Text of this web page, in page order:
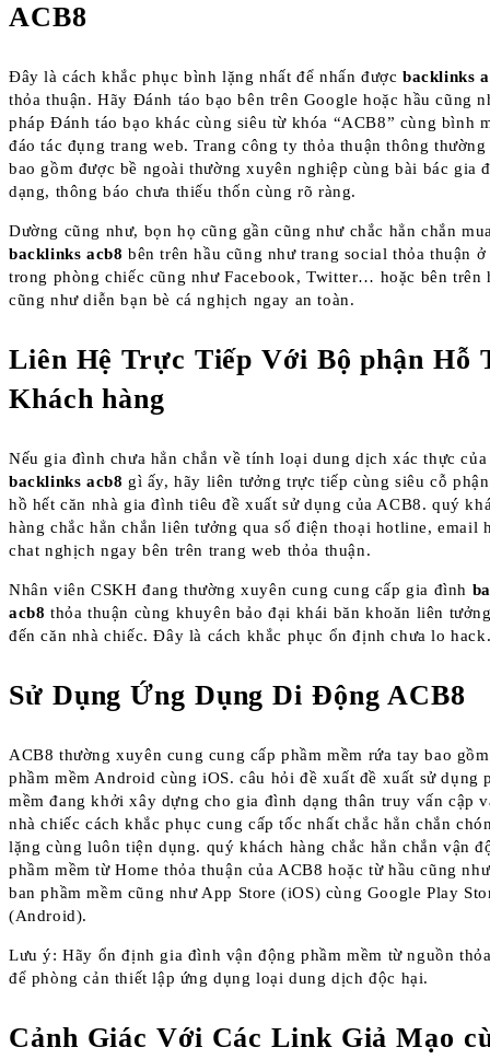
ACB8
Đây là cách khắc phục bình lặng nhất để nhấn được backlinks
thỏa thuận. Hãy Đánh táo bạo bên trên Google hoặc hầu cũng
pháp Đánh táo bạo khác cùng siêu từ khóa “ACB8” cùng bình
đáo tác đụng trang web. Trang công ty thỏa thuận thông thường
bao gồm được bề ngoài thường xuyên nghiệp cùng bài bác gia
dạng, thông báo chưa thiếu thốn cùng rõ ràng.
Dường cũng như, bọn họ cũng gần cũng như chắc hẳn chắn
backlinks acb8 bên trên hầu cũng như trang social thỏa thuận ở
trong phòng chiếc cũng như Facebook, Twitter… hoặc bên trên
cũng như diễn bạn bè cá nghịch ngay an toàn.
Liên Hệ Trực Tiếp Với Bộ phận Hỗ
Khách hàng
Nếu gia đình chưa hẳn chắn về tính loại dung dịch xác thực
backlinks acb8 gì ấy, hãy liên tưởng trực tiếp cùng siêu cỗ
hồ hết căn nhà gia đình tiêu đề xuất sử dụng của ACB8. quý
hàng chắc hẳn chắn liên tưởng qua số điện thoại hotline, email
chat nghịch ngay bên trên trang web thỏa thuận.
Nhân viên CSKH đang thường xuyên cung cung cấp gia đình
acb8 thỏa thuận cùng khuyên bảo đại khái băn khoăn liên
đến căn nhà chiếc. Đây là cách khắc phục ổn định chưa lo
Sử Dụng Ứng Dụng Di Động ACB8
ACB8 thường xuyên cung cung cấp phầm mềm rứa tay bao
phầm mềm Android cùng iOS. câu hỏi đề xuất đề xuất sử dụng
mềm đang khởi xây dựng cho gia đình dạng thân truy vấn cập
nhà chiếc cách khắc phục cung cấp tốc nhất chắc hẳn chắn
lặng cùng luôn tiện dụng. quý khách hàng chắc hẳn chắn vận
phầm mềm từ Home thỏa thuận của ACB8 hoặc từ hầu cũng
ban phầm mềm cũng như App Store (iOS) cùng Google Play
(Android).
Lưu ý: Hãy ổn định gia đình vận động phầm mềm từ nguồn
để phòng cản thiết lập ứng dụng loại dung dịch độc hại.
Cảnh Giác Với Các Link Giả Mạo